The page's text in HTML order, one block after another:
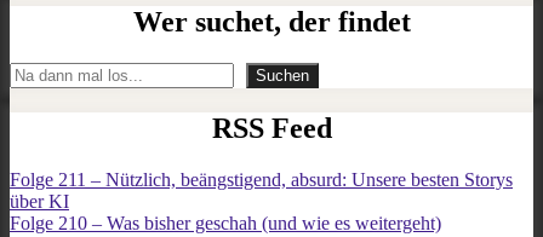
Wer suchet, der findet
Suchen Suchen
RSS Feed
Folge 211 – Nützlich, beängstigend, absurd: Unsere besten Storys
über KI
Folge 210 – Was bisher geschah (und wie es weitergeht)